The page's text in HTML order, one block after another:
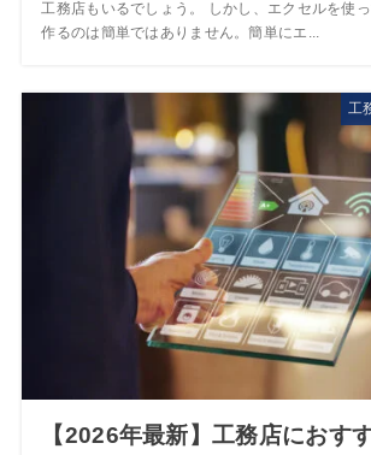
工務店もいるでしょう。 しかし、エクセルを使
作るのは簡単ではありません。簡単にエ...
工
【2026年最新】工務店におす